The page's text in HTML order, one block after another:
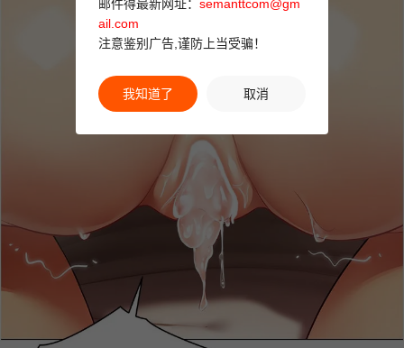
邮件得最新网址： semanttcom@gm
ail.com
注意鉴别广告,谨防上当受骗！
我知道了 取消